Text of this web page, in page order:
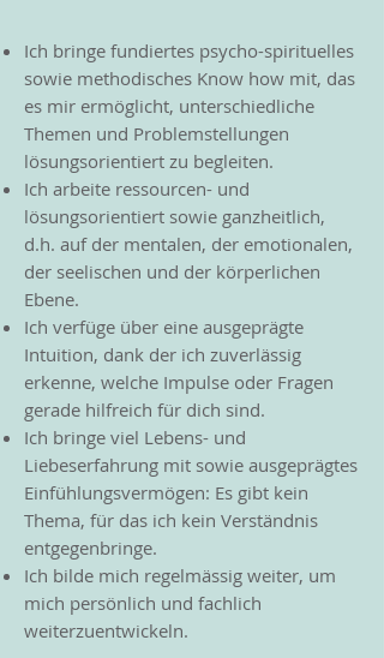
Ich bringe fundiertes psycho-spirituelles
sowie methodisches Know how mit, das
es mir ermöglicht, unterschiedliche
Themen und Problemstellungen
lösungsorientiert zu begleiten.
Ich arbeite ressourcen- und
lösungsorientiert sowie ganzheitlich,
d.h. auf der mentalen, der emotionalen,
der seelischen und der körperlichen
Ebene.
Ich verfüge über eine ausgeprägte
Intuition, dank der ich zuverlässig
erkenne, welche Impulse oder Fragen
gerade hilfreich für dich sind.
Ich bringe viel Lebens- und
Liebeserfahrung mit sowie ausgeprägtes
Einfühlungsvermögen: Es gibt kein
Thema, für das ich kein Verständnis
entgegenbringe.
Ich bilde mich regelmässig weiter, um
mich persönlich und fachlich
weiterzuentwickeln.